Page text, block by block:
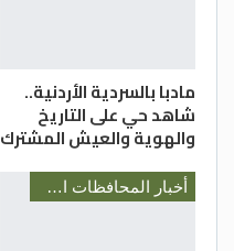
مادبا بالسردية الأردنية..
شاهد حي على التاريخ
والهوية والعيش المشترك
أخبار المحافظات الأردنية